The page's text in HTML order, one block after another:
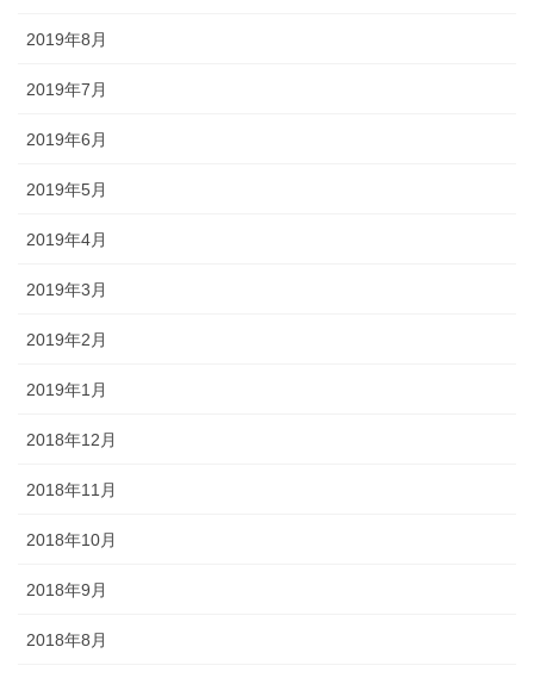
2019年8月
2019年7月
2019年6月
2019年5月
2019年4月
2019年3月
2019年2月
2019年1月
2018年12月
2018年11月
2018年10月
2018年9月
2018年8月